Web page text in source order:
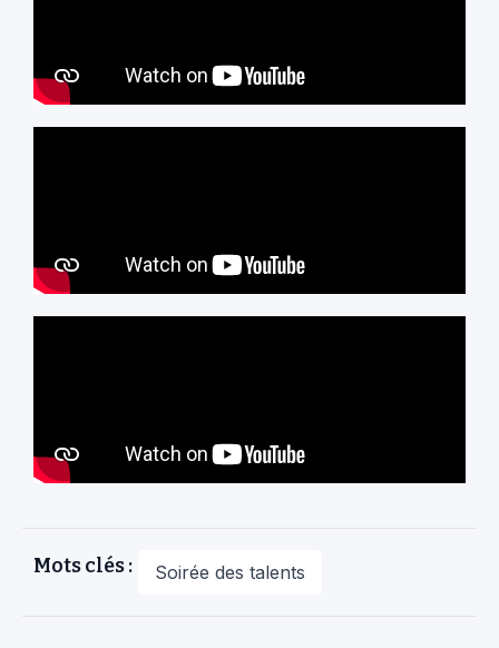
Mots clés : Soirée des talents